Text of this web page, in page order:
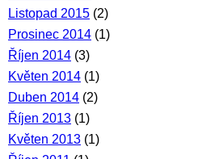
Listopad 2015 (2)
Prosinec 2014 (1)
Říjen 2014 (3)
Květen 2014 (1)
Duben 2014 (2)
Říjen 2013 (1)
Květen 2013 (1)